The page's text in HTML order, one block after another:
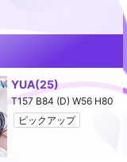
YUA(25)
T157 B84 (D) W56 H80
ピックアップ